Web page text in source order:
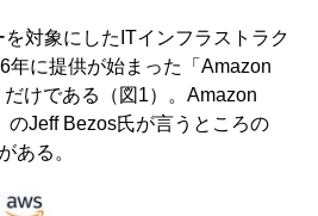
対象にしたITインフラストラク
年に提供が始まった「Amazon
けである（図1）。Amazon
のJeff Bezos氏が言うところの
ある。